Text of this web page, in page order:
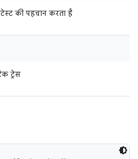
की पहचान करता है
ट्रेस